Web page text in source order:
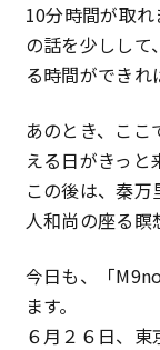
10分時間が取れ
の話を少しして
る時間ができれ
あのとき、ここ
える日がきっと
この後は、秦
人和尚の座る瞑
今日も、「
ます。
６月２６日、